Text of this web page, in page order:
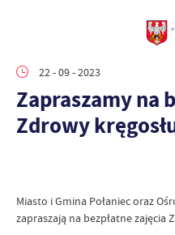
22 - 09 - 2023
Zapraszamy na
Zdrowy
Miasto i Gmina Połaniec oraz
zapraszają na bezpłatne zajęcia